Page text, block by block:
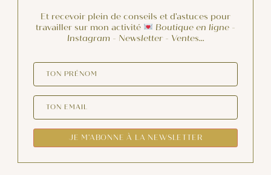
Et recevoir plein de conseils et d'astuces pour
travailler sur mon activité
Boutique en ligne -
Instagram - Newsletter - Ventes…
TON PRÉNOM
TON EMAIL
JE M'ABONNE À LA NEWSLETTER